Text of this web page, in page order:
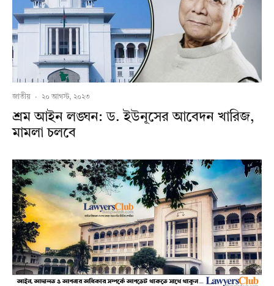
জাতীয় · ২০ আগস্ট, ২০২৩
শ্রম আইন লঙ্ঘন: ড. ইউনূসের আবেদন খারিজ,
মামলা চলবে